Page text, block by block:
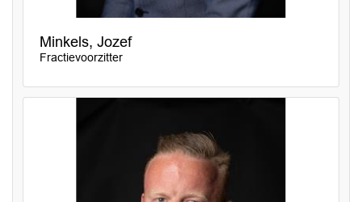
Minkels, Jozef
Fractievoorzitter